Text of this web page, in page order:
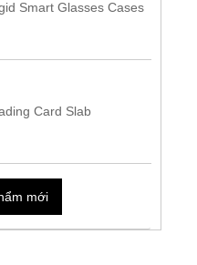
Smart Glasses Cases
Card Slab
mới